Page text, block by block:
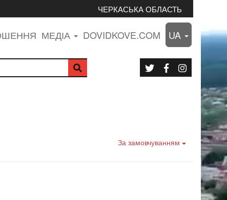
ЧЕРКАСЬКА ОБЛАСТЬ
МЕДІА DOVIDKOVE.COM UA
За замовчуванням